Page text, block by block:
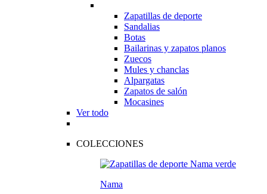
Zapatillas de deporte
Sandalias
Botas
Bailarinas y zapatos planos
Zuecos
Mules y chanclas
Alpargatas
Zapatos de salón
Mocasines
Ver todo
COLECCIONES
Nama